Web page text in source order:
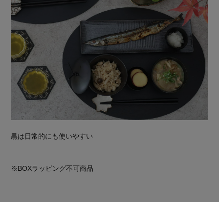
黒は日常的にも使いやすい
※BOXラッピング不可商品